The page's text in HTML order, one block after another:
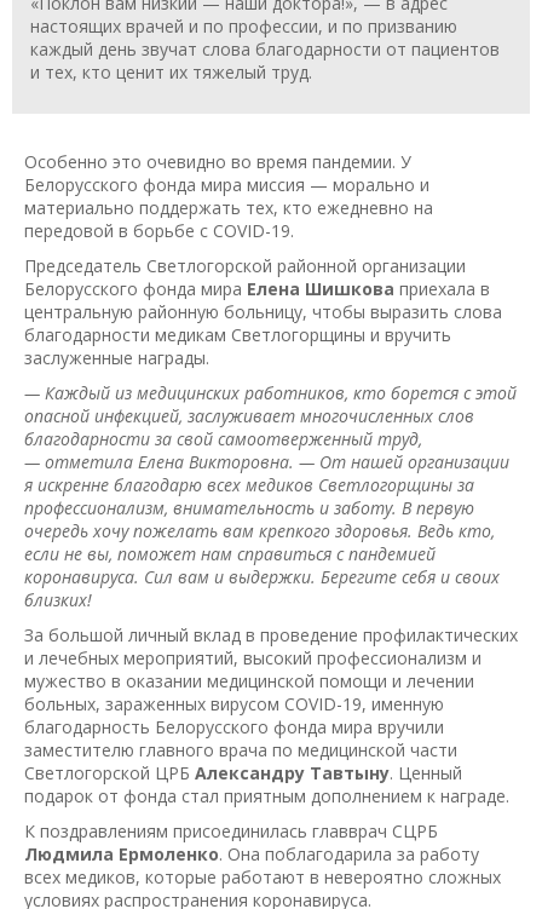
настоящих врачей и по профессии, и по призванию
каждый день звучат слова благодарности от пациентов
и тех, кто ценит их тяжелый труд.
Особенно это очевидно во время пандемии. У
Белорусского фонда мира миссия — морально и
материально поддержать тех, кто ежедневно на
передовой в борьбе с COVID-19.
Председатель Светлогорской районной организации
Белорусского фонда мира Елена Шишкова приехала в
центральную районную больницу, чтобы выразить слова
благодарности медикам Светлогорщины и вручить
заслуженные награды.
— Каждый из медицинских работников, кто борется с этой
опасной инфекцией, заслуживает многочисленных слов
благодарности за свой самоотверженный труд,
— отметила Елена Викторовна. — От нашей организации
я искренне благодарю всех медиков Светлогорщины за
профессионализм, внимательность и заботу. В первую
очередь хочу пожелать вам крепкого здоровья. Ведь кто,
если не вы, поможет нам справиться с пандемией
коронавируса. Сил вам и выдержки. Берегите себя и своих
близких!
За большой личный вклад в проведение профилактических
и лечебных мероприятий, высокий профессионализм и
мужество в оказании медицинской помощи и лечении
больных, зараженных вирусом COVID-19, именную
благодарность Белорусского фонда мира вручили
заместителю главного врача по медицинской части
Светлогорской ЦРБ Александру Тавтыну. Ценный
подарок от фонда стал приятным дополнением к награде.
К поздравлениям присоединилась главврач СЦРБ
Людмила Ермоленко. Она поблагодарила за работу
всех медиков, которые работают в невероятно сложных
условиях распространения коронавируса.